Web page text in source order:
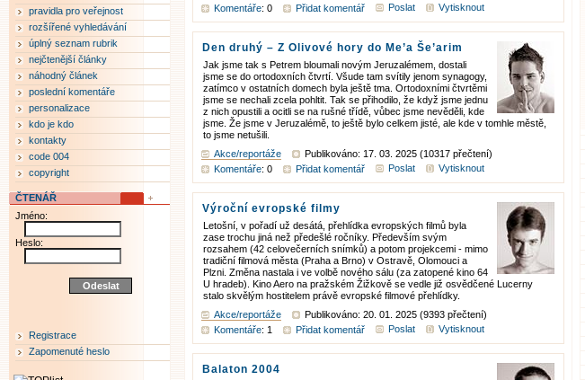
Komentáře: 0 Přidat komentář Poslat Vytisknout
Den druhý – Z Olivové hory do Me’a Še’arim
Jak jsme tak s Petrem bloumali novým Jeruzalémem, dostali
jsme se do ortodoxních čtvrtí. Všude tam svítily jenom synagogy,
zatímco v ostatních domech byla ještě tma. Ortodoxními čtvrtěmi
jsme se nechali zcela pohltit. Tak se přihodilo, že když jsme jednu
z nich opustili a ocitli se na rušné třídě, vůbec jsme nevěděli, kde
jsme. Že jsme v Jeruzalémě, to ještě bylo celkem jisté, ale kde v tomhle městě,
to jsme netušili.
Akce/reportáže
Publikováno: 17. 03. 2025 (10317 přečtení)
Komentáře: 0 Přidat komentář Poslat Vytisknout
Výroční evropské filmy
Letošní, v pořadí už desátá, přehlídka evropských filmů byla
zase trochu jiná než předešlé ročníky. Především svým
rozsahem (42 celovečerních snímků) a potom projekcemi - mimo
tradiční filmová města (Praha a Brno) v Ostravě, Olomouci a
Plzni. Změna nastala i ve volbě nového sálu (za zatopené kino 64
U hradeb). Kino Aero na pražském Žižkově se vedle již osvědčené Lucerny
stalo skvělým hostitelem právě evropské filmové přehlídky.
Akce/reportáže
Publikováno: 20. 01. 2025 (9393 přečtení)
Komentáře: 1 Přidat komentář Poslat Vytisknout
Balaton 2004
pravidla pro veřejnost
rozšířené vyhledávání
úplný seznam rubrik
nejčtenější články
náhodný článek
poslední komentáře
personalizace
kdo je kdo
kontakty
code 004
copyright
ČTENÁŘ
Jméno:
Heslo:
Registrace
Zapomenuté heslo